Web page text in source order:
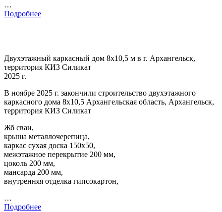
…
Подробнее
Двухэтажный каркасный дом 8х10,5 м в г. Архангельск,
территория КИЗ Силикат
2025 г.
В ноябре 2025 г. закончили строительство двухэтажного
каркасного дома 8х10,5 Архангельская область, Архангельск,
территория КИЗ Силикат
Жб сваи,
крыша металлочерепица,
каркас сухая доска 150х50,
межэтажное перекрытие 200 мм,
цоколь 200 мм,
мансарда 200 мм,
внутренняя отделка гипсокартон,
…
Подробнее